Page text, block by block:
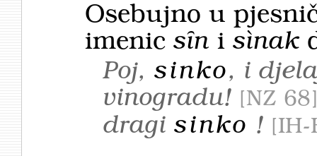
Osebujno u
imenic sȋn i sìnak
Poj,sinko, i
vinogradu!
NZ 68
dragisinko ! IH-